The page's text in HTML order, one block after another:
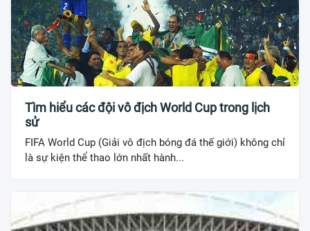
Tìm hiểu các đội vô địch World Cup trong lịch
sử
FIFA World Cup (Giải vô địch bóng đá thế giới) không chỉ
là sự kiện thể thao lớn nhất hành...